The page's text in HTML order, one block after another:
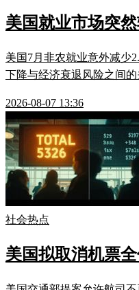
美国就业市场突
美国7月非农就业意外减少
下降与经济衰退风险之间的
2026-08-07 13:36
社会热点
美国拟取消机票